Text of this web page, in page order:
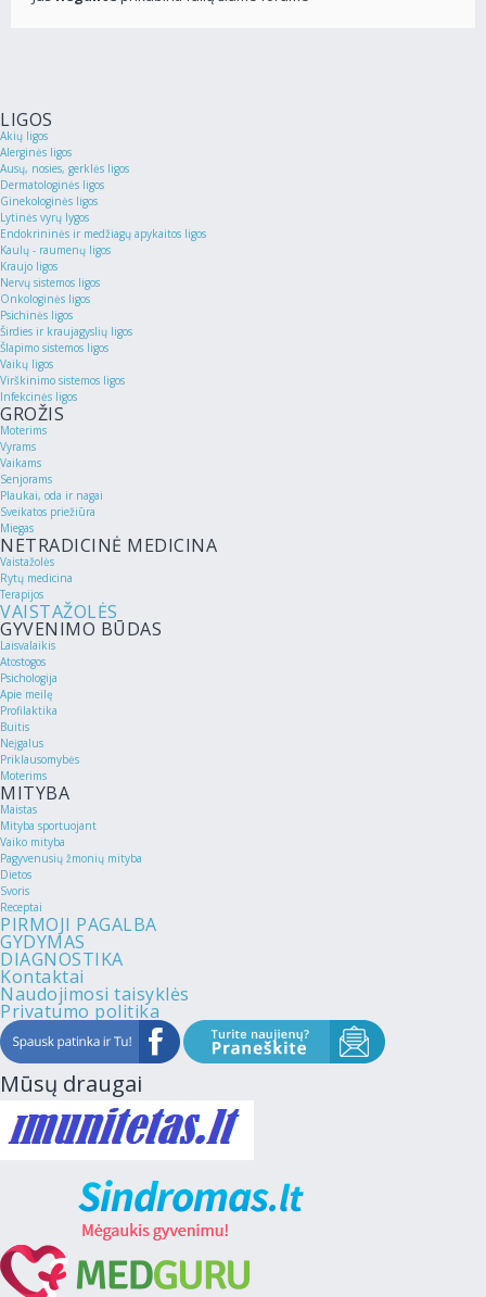
LIGOS
Akių ligos
Alerginės ligos
Ausų, nosies, gerklės ligos
Dermatologinės ligos
Ginekologinės ligos
Lytinės vyrų lygos
Endokrininės ir medžiagų apykaitos ligos
Kaulų - raumenų ligos
Kraujo ligos
Nervų sistemos ligos
Onkologinės ligos
Psichinės ligos
Širdies ir kraujagyslių ligos
Šlapimo sistemos ligos
Vaikų ligos
Virškinimo sistemos ligos
Infekcinės ligos
GROŽIS
Moterims
Vyrams
Vaikams
Senjorams
Plaukai, oda ir nagai
Sveikatos priežiūra
Miegas
NETRADICINĖ MEDICINA
Vaistažolės
Rytų medicina
Terapijos
VAISTAŽOLĖS
GYVENIMO BŪDAS
Laisvalaikis
Atostogos
Psichologija
Apie meilę
Profilaktika
Buitis
Neįgalus
Priklausomybės
Moterims
MITYBA
Maistas
Mityba sportuojant
Vaiko mityba
Pagyvenusių žmonių mityba
Dietos
Svoris
Receptai
PIRMOJI PAGALBA
GYDYMAS
DIAGNOSTIKA
Kontaktai
Naudojimosi taisyklės
Privatumo politika
Mūsų draugai